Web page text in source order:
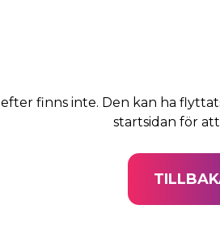
finns inte. Den kan ha
startsidan för